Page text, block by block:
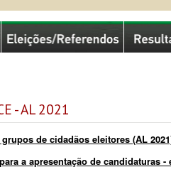
- AL 2021
de cidadãos eleitores (AL
a apresentação de candidaturas -